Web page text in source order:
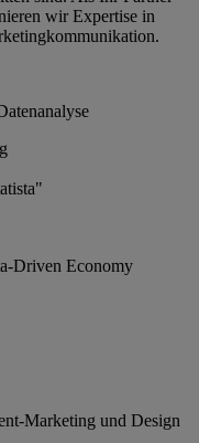
wir Expertise in
Driven Economy
Marketing und Design